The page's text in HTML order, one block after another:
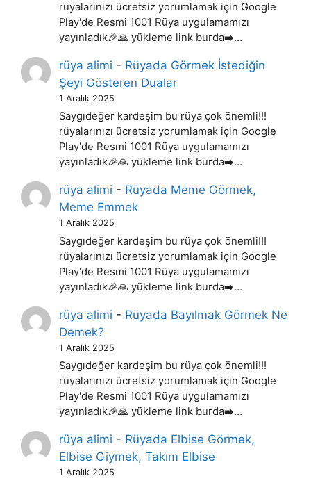
rüyalarınızı ücretsiz yorumlamak için Google
Play'de Resmi 1001 Rüya uygulamamızı
yayınladık🎉🙏 yükleme link burda➡️…
rüya alimi - Rüyada Görmek İstediğin
Şeyi Gösteren Dualar
1 Aralık 2025
Saygıdeğer kardeşim bu rüya çok önemli!!!
rüyalarınızı ücretsiz yorumlamak için Google
Play'de Resmi 1001 Rüya uygulamamızı
yayınladık🎉🙏 yükleme link burda➡️…
rüya alimi - Rüyada Meme Görmek,
Meme Emmek
1 Aralık 2025
Saygıdeğer kardeşim bu rüya çok önemli!!!
rüyalarınızı ücretsiz yorumlamak için Google
Play'de Resmi 1001 Rüya uygulamamızı
yayınladık🎉🙏 yükleme link burda➡️…
rüya alimi - Rüyada Bayılmak Görmek Ne
Demek?
1 Aralık 2025
Saygıdeğer kardeşim bu rüya çok önemli!!!
rüyalarınızı ücretsiz yorumlamak için Google
Play'de Resmi 1001 Rüya uygulamamızı
yayınladık🎉🙏 yükleme link burda➡️…
rüya alimi - Rüyada Elbise Görmek,
Elbise Giymek, Takım Elbise
1 Aralık 2025